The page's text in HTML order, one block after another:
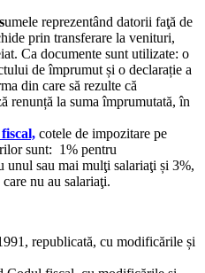
sumele reprezentând datorii faţă de
prin transferare la venituri,
Ca documente sunt utilizate: o
de împrumut și o declarație a
din care să rezulte că
renunță la suma împrumutată, în
cotele de impozitare pe
sunt: 1% pentru
unul sau mai mulţi salariaţi și 3%,
nu au salariaţi.
republicată, cu modificările și